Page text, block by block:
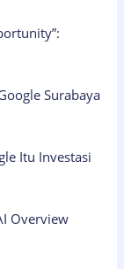
Surabaya
Itu Investasi
Overview